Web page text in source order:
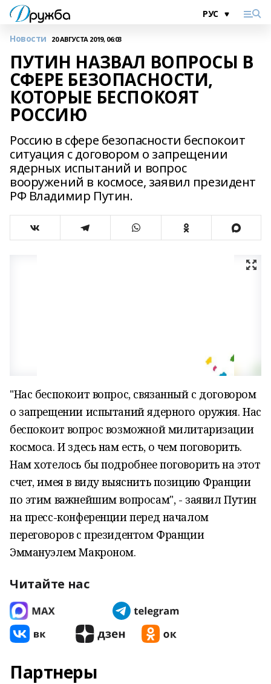
Новости 20 АВГУСТА 2019, 06:03
ПУТИН НАЗВАЛ ВОПРОСЫ В
СФЕРЕ БЕЗОПАСНОСТИ,
КОТОРЫЕ БЕСПОКОЯТ
РОССИЮ
Россию в сфере безопасности беспокоит
ситуация с договором о запрещении
ядерных испытаний и вопрос
вооружений в космосе, заявил президент
РФ Владимир Путин.
"Нас беспокоит вопрос, связанный с договором
о запрещении испытаний ядерного оружия. Нас
беспокоит вопрос возможной милитаризации
космоса. И здесь нам есть, о чем поговорить.
Нам хотелось бы подробнее поговорить на этот
счет, имея в виду выяснить позицию Франции
по этим важнейшим вопросам", - заявил Путин
на пресс-конференции перед началом
переговоров с президентом Франции
Эммануэлем Макроном.
Читайте нас
Партнеры